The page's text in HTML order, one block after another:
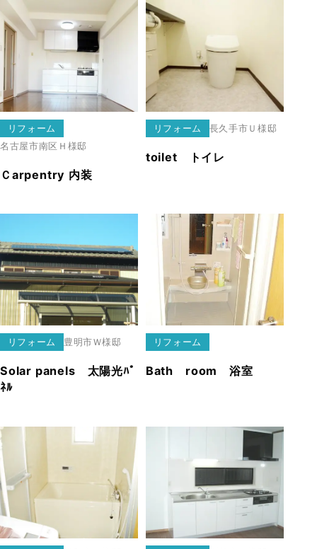
リフォーム
名古屋市南区 Ｈ様邸
Ｃarpentry 内装
リフォーム 長久手市Ｕ様邸
toilet トイレ
リフォーム 豊明市Ｗ様邸
Solar panels 太陽光ﾊﾟ
ﾈﾙ
リフォーム
Bath room 浴室